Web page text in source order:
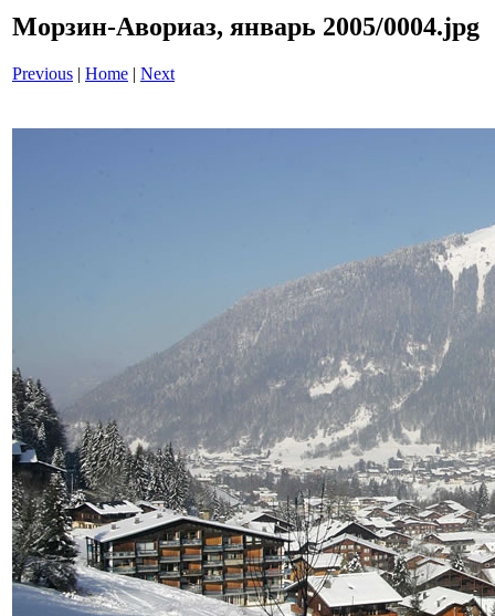
Морзин-Авориаз, январь 2005/0004.jpg
Previous | Home | Next